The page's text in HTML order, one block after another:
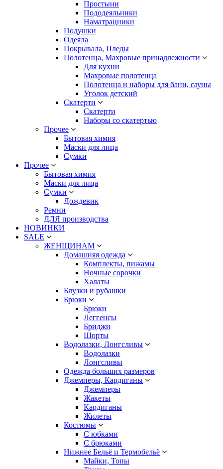
Простыни
Пододеяльники
Наматрацники
Подушки
Одеяла
Покрывала, Пледы
Полотенца, Махровые принадлежности
Для кухни
Махровые полотенца
Полотенца и наборы для бани, сауны
Уголок детский
Скатерти
Скатерти
Наборы со скатертью
Прочее
Бытовая химия
Маски для лица
Сумки
Прочее
Бытовая химия
Маски для лица
Сумки
Дождевик
Ремни
ДЛЯ производства
НОВИНКИ
SALE
ЖЕНЩИНАМ
Домашняя одежда
Комплекты, пижамы
Ночные сорочки
Халаты
Блузки и рубашки
Брюки
Брюки
Леггенсы
Бриджи
Шорты
Водолазки, Лонгсливы
Водолазки
Лонгсливы
Одежда больших размеров
Джемперы, Кардиганы
Джемперы
Жакеты
Кардиганы
Жилеты
Костюмы
С юбками
С брюками
Нижнее Бельё и Термобельё
Майки, Топы